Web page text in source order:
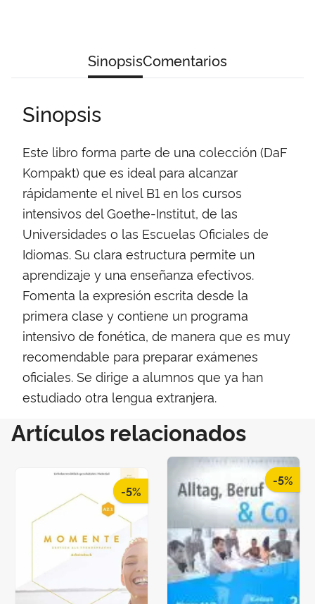
SinopsisComentarios
Sinopsis
Este libro forma parte de una colección (DaF
Kompakt) que es ideal para alcanzar
rápidamente el nivel B1 en los cursos
intensivos del Goethe-Institut, de las
Universidades o las Escuelas Oficiales de
Idiomas. Su clara estructura permite un
aprendizaje y una enseñanza efectivos.
Fomenta la expresión escrita desde la
primera clase y contiene un programa
intensivo de fonética, de manera que es muy
recomendable para preparar exámenes
oficiales. Se dirige a alumnos que ya han
estudiado otra lengua extranjera.
Artículos relacionados
-5%
-5%